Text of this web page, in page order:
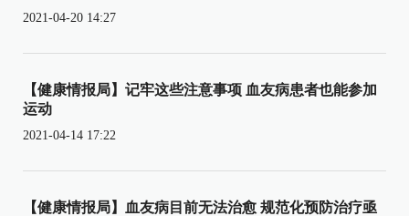
2021-04-20 14:27
【健康情报局】记牢这些注意事项 血友病患者也能参加
运动
2021-04-14 17:22
【健康情报局】血友病目前无法治愈 规范化预防治疗亟